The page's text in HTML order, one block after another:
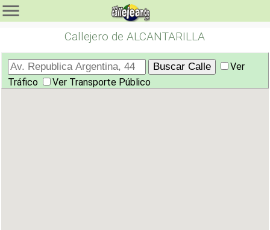
Callejero de ALCANTARILLA
Ver
Tráfico
Ver Transporte Público